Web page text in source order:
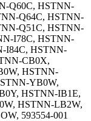
Q60C, HSTNN-
Q64C, HSTNN-
Q51C, HSTNN-
I78C, HSTNN-
I84C, HSTNN-
CB0X,
HSTNN-
YB0W,
HSTNN-IB1E,
HSTNN-LB2W,
593554-001